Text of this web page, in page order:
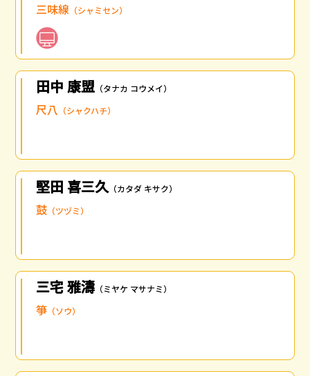
三味線 （シャミセン）
田中 康盟 （タナカ コウメイ）
尺八 （シャクハチ）
堅田 喜三久 （カタダ キサク）
鼓 （ツヅミ）
三宅 雅濤 （ミヤケ マサナミ）
箏 （ソウ）